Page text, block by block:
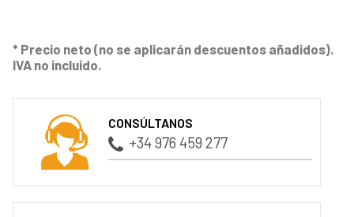
* Precio neto (no se aplicarán descuentos añadidos).
IVA no incluido.
CONSÚLTANOS
+34 976 459 277